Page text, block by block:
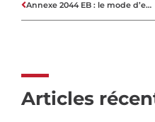
Annexe 2044 EB : le mode d’emploi pour déclarer un investissement Pinel
Articles